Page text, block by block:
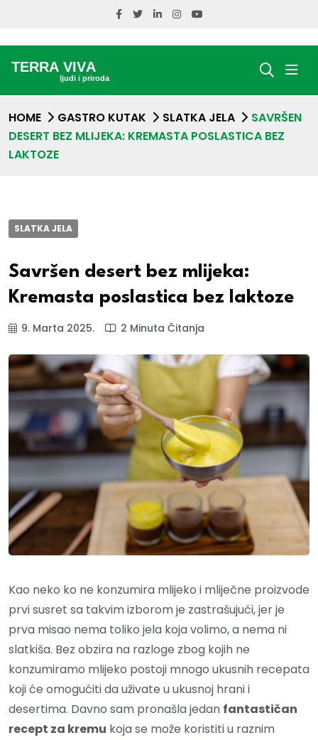
HOME GASTRO KUTAK SLATKA JELA
SAVRŠEN
DESERT BEZ MLIJEKA: KREMASTA POSLASTICA BEZ
LAKTOZE
SLATKA JELA
Savršen desert bez mlijeka:
Kremasta poslastica bez laktoze
9. Marta 2025. 2 Minuta Čitanja
Kao neko ko ne konzumira mlijeko i mliječne proizvode
prvi susret sa takvim izborom je zastrašujući, jer je
prva misao nema toliko jela koja volimo, a nema ni
slatkiša. Bez obzira na razloge zbog kojih ne
konzumiramo mlijeko postoji mnogo ukusnih recepata
koji će omogućiti da uživate u ukusnoj hrani i
desertima. Davno sam pronašla jedan fantastičan
recept za kremu koja se može koristiti u raznim